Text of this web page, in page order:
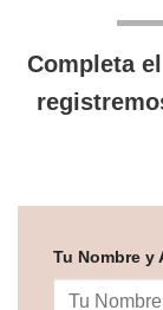
Completa
Tu Nombre y